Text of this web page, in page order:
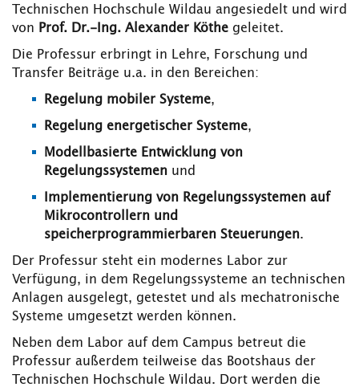
Technischen Hochschule Wildau angesiedelt und wird
von Prof. Dr.-Ing. Alexander Köthe geleitet.
Die Professur erbringt in Lehre, Forschung und
Transfer Beiträge u.a. in den Bereichen:
Regelung mobiler Systeme,
Regelung energetischer Systeme,
Modellbasierte Entwicklung von
Regelungssystemen und
Implementierung von Regelungssystemen auf
Mikrocontrollern und
speicherprogrammierbaren Steuerungen.
Der Professur steht ein modernes Labor zur
Verfügung, in dem Regelungssysteme an technischen
Anlagen ausgelegt, getestet und als mechatronische
Systeme umgesetzt werden können.
Neben dem Labor auf dem Campus betreut die
Professur außerdem teilweise das Bootshaus der
Technischen Hochschule Wildau. Dort werden die